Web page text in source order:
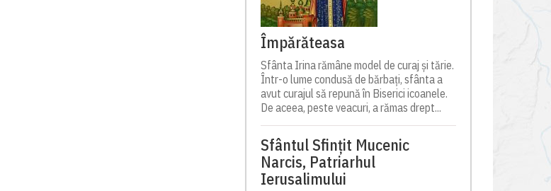
Împărăteasa
Sfânta Irina rămâne model de curaj și tărie.
Într-o lume condusă de bărbați, sfânta a
avut curajul să repună în Biserici icoanele.
De aceea, peste veacuri, a rămas drept...
Sfântul Sfinţit Mucenic
Narcis, Patriarhul
Ierusalimului